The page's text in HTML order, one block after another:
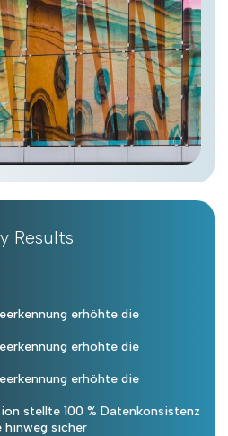
Results
erhöhte die
erhöhte die
erhöhte die
stellte 100 % Datenkonsistenz
hinweg sicher